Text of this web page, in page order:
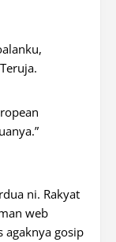
ni. Rakyat
web
agaknya gosip